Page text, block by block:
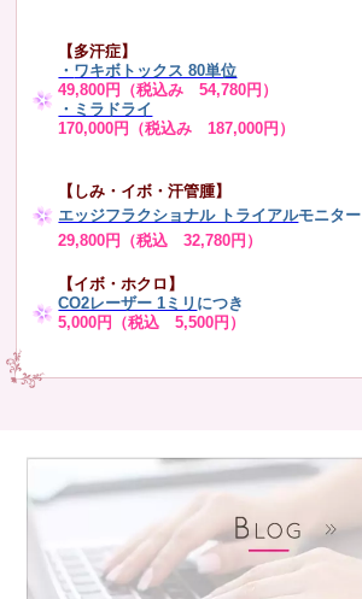
【多汗症】
・ ワキボトックス 80単位
49,800円（税込み 54,780円）
・ミラドライ
170,000円（税込み 187,000円）
【しみ・イボ・汗管腫】
エッジフラクショナル トライアルモニター
29,800円（税込 32,780円）
【イボ・ホクロ】
CO2レーザー 1ミリ につき
5,000円（税込 5,500円）